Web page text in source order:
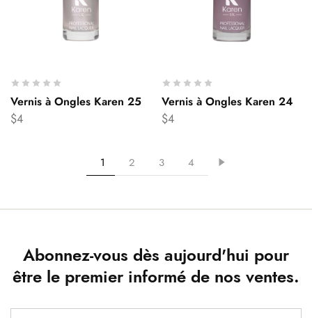
Vernis à Ongles Karen 25
$4
Vernis à Ongles Karen 24
$4
1 2 3 4
Abonnez-vous dès aujourd'hui pour
être le premier informé de nos ventes.